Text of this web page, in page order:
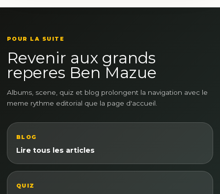
POUR LA SUITE
Revenir aux grands
reperes Ben Mazue
Albums, scene, quiz et blog prolongent la navigation avec le
meme rythme editorial que la page d'accueil.
BLOG
Lire tous les articles
QUIZ